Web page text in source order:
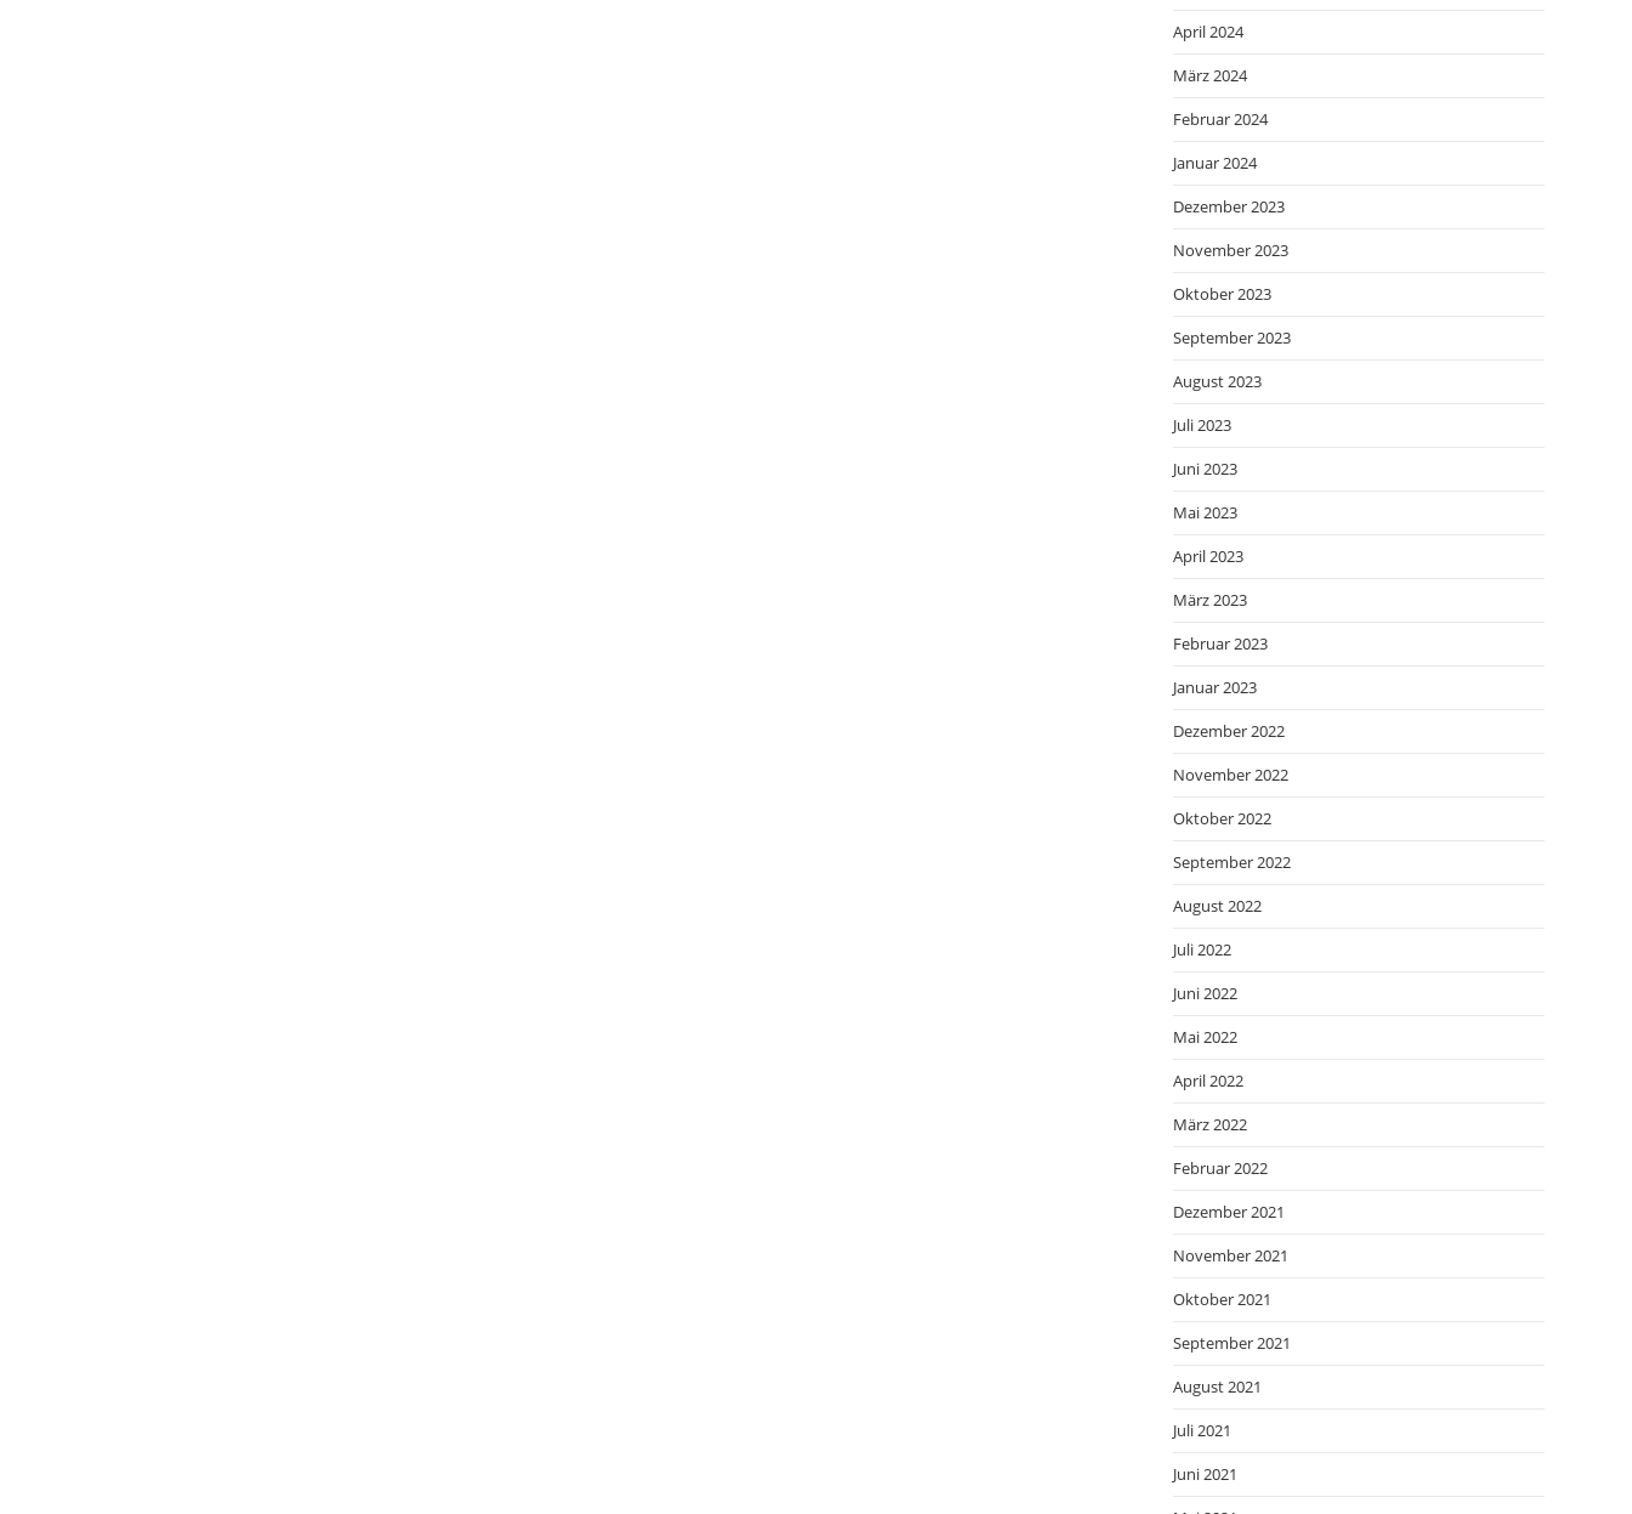
April 2024
März 2024
Februar 2024
Januar 2024
Dezember 2023
November 2023
Oktober 2023
September 2023
August 2023
Juli 2023
Juni 2023
Mai 2023
April 2023
März 2023
Februar 2023
Januar 2023
Dezember 2022
November 2022
Oktober 2022
September 2022
August 2022
Juli 2022
Juni 2022
Mai 2022
April 2022
März 2022
Februar 2022
Dezember 2021
November 2021
Oktober 2021
September 2021
August 2021
Juli 2021
Juni 2021